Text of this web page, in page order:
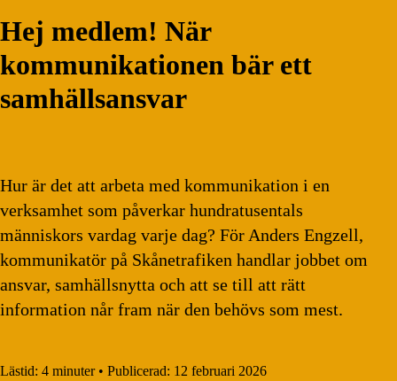
Hej medlem! När
kommunikationen bär ett
samhällsansvar
Hur är det att arbeta med kommunikation i en
verksamhet som påverkar hundratusentals
människors vardag varje dag? För Anders Engzell,
kommunikatör på Skånetrafiken handlar jobbet om
ansvar, samhällsnytta och att se till att rätt
information når fram när den behövs som mest.
Lästid: 4 minuter • Publicerad: 12 februari 2026